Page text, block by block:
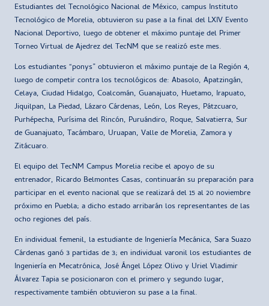
Estudiantes del Tecnológico Nacional de México, campus Instituto
Tecnológico de Morelia, obtuvieron su pase a la final del LXIV Evento
Nacional Deportivo, luego de obtener el máximo puntaje del Primer
Torneo Virtual de Ajedrez del TecNM que se realizó este mes.
Los estudiantes “ponys” obtuvieron el máximo puntaje de la Región 4,
luego de competir contra los tecnológicos de: Abasolo, Apatzingán,
Celaya, Ciudad Hidalgo, Coalcomán, Guanajuato, Huetamo, Irapuato,
Jiquilpan, La Piedad, Lázaro Cárdenas, León, Los Reyes, Pátzcuaro,
Purhépecha, Purísima del Rincón, Puruándiro, Roque, Salvatierra, Sur
de Guanajuato, Tacámbaro, Uruapan, Valle de Morelia, Zamora y
Zitácuaro.
El equipo del TecNM Campus Morelia recibe el apoyo de su
entrenador, Ricardo Belmontes Casas, continuarán su preparación para
participar en el evento nacional que se realizará del 15 al 20 noviembre
próximo en Puebla; a dicho estado arribarán los representantes de las
ocho regiones del país.
En individual femenil, la estudiante de Ingeniería Mecánica, Sara Suazo
Cárdenas ganó 3 partidas de 3; en individual varonil los estudiantes de
Ingeniería en Mecatrónica, José Ángel López Olivo y Uriel Vladimir
Álvarez Tapia se posicionaron con el primero y segundo lugar,
respectivamente también obtuvieron su pase a la final.